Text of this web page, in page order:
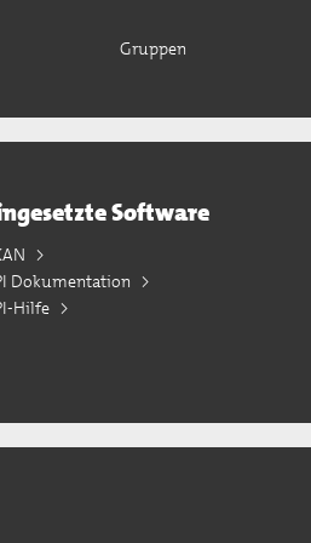
Gruppen
Software
Dokumentation
Hilfe